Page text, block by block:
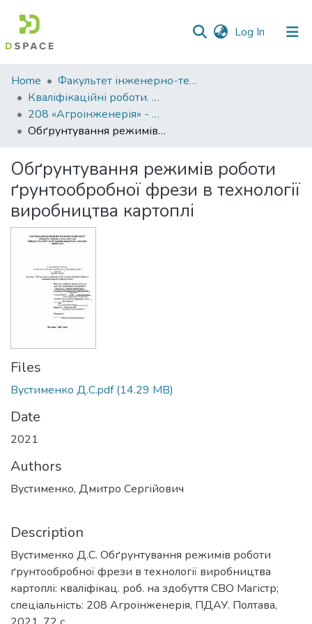
Log In (current)
Communities
&
Collections
All of DSpace
Statistics
Home
Факультет інженерно-технологічний
Кваліфікаційні роботи. Факультет інженерно-технологічний
208 «Агроінженерія» - Магістри 2021-2022
Обґрунтування режимів роботи ґрунтообробної фрези в технології виробництва картоплі
Обґрунтування режимів роботи
ґрунтообробної фрези в технології
виробництва картоплі
Files
Вустименко Д.С.pdf(14.29 MB)
Date
2021
Authors
Вустименко, Дмитро Сергійович
Description
Вустименко Д.С. Обґрунтування режимів роботи
ґрунтообробної фрези в технології виробництва
картоплі: кваліфікац. роб. на здобуття СВО Магістр;
спеціальність: 208 Агроінженерія, ПДАУ. Полтава,